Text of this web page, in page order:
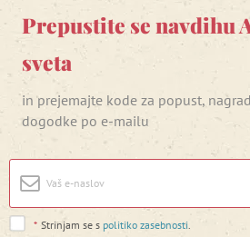
Prepustite se navdihu
sveta
in prejemajte kode za popust,
dogodke po e-mailu
* Strinjam se s politiko zasebnosti